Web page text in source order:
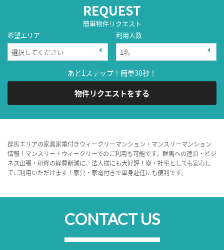
REQUEST
簡単物件リクエスト
希望エリア
利用人数
あと1ステップ！簡単30秒！
物件リクエストをする
群馬エリアの家具家電付きウィークリーマンション・マンスリーマンション
情報！マンスリー＋ウィークリーでのご利用も可能です。群馬への連泊・ビジ
ネス出張・研修の経費削減に、法人様にも大好評！寮・社宅としても安心し
てご利用いただけます！家具・家電付きで単身赴任にも便利です。
CONTACT US